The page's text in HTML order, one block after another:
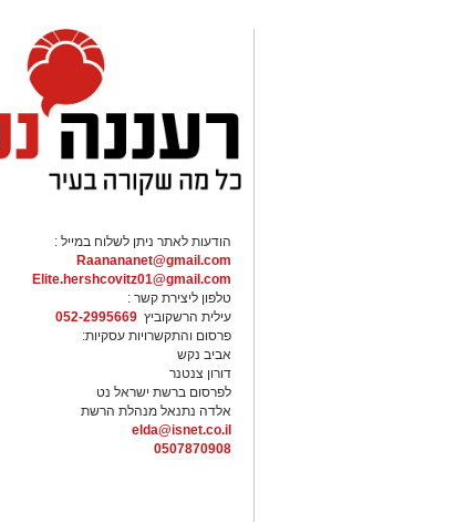
הודעות לאתר ניתן לשלוח במייל :
Raanananet@gmail.com
Elite.hershcovitz01@gmail.com
טלפון ליצירת קשר :
עילית הרשקוביץ
פרסום והתקשרויות עסקיות:
אביב נקש
דורון צנטנר
לפרסום ברשת ישראל נט
אלדה נתנאל מנהלת הרשת
elda@isnet.co.il
0507870908